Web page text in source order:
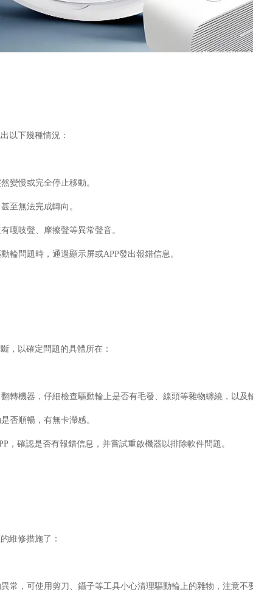
以下幾種情況：
變慢或完全停止移動。
至無法完成轉向。
嘎吱聲、摩擦聲等異常聲音。
問題時，通過顯示屏或APP發出報錯信息。
，以確定問題的具體所在：
轉機器，仔細檢查驅動輪上是否有毛發、線頭等雜物纏繞，以及
否順暢，有無卡滯感。
確認是否有報錯信息，并嘗試重啟機器以排除軟件問題。
維修措施了：
常，可使用剪刀、鑷子等工具小心清理驅動輪上的雜物，注意不